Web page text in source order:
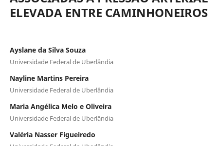
ELEVADA ENTRE CAMINHONEIROS
Ayslane da Silva Souza
Universidade Federal de Uberlândia
Nayline Martins Pereira
Universidade Federal de Uberlândia
Maria Angélica Melo e Oliveira
Universidade Federal de Uberlândia
Valéria Nasser Figueiredo